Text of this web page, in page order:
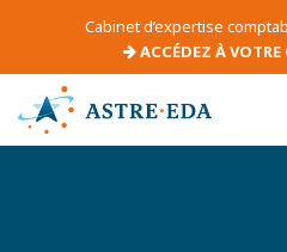
Cabinet d’expertise
ACCÉDEZ À